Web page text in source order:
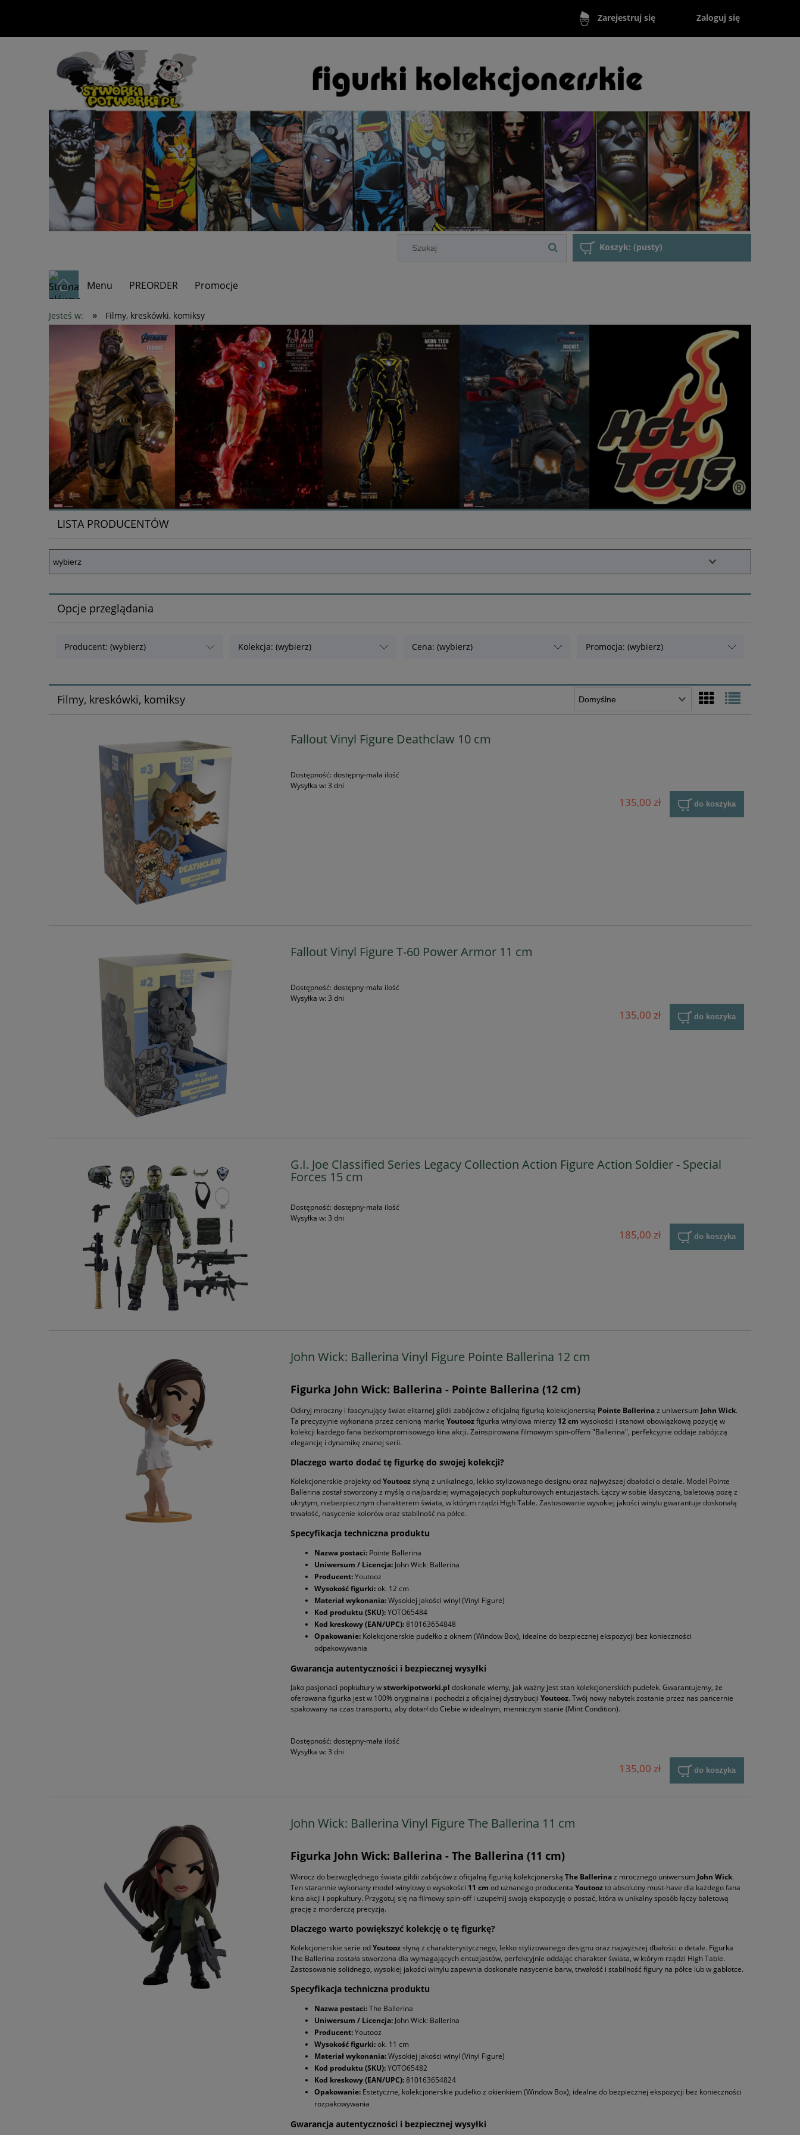
Zarejestruj się Zaloguj się
Koszyk: (pusty)
Menu PREORDER Promocje
Jesteś w: » Filmy, kreskówki, komiksy
LISTA PRODUCENTÓW
Opcje przeglądania
Producent: (wybierz) Kolekcja: (wybierz) Cena: (wybierz) Promocja: (wybierz)
Filmy, kreskówki, komiksy
Fallout Vinyl Figure Deathclaw 10 cm
Dostępność: dostępny-mała ilość
Wysyłka w: 3 dni
135,00 zł do koszyka
Fallout Vinyl Figure T-60 Power Armor 11 cm
Dostępność: dostępny-mała ilość
Wysyłka w: 3 dni
135,00 zł do koszyka
G.I. Joe Classified Series Legacy Collection Action Figure Action Soldier - Special
Forces 15 cm
Dostępność: dostępny-mała ilość
Wysyłka w: 3 dni
185,00 zł do koszyka
John Wick: Ballerina Vinyl Figure Pointe Ballerina 12 cm
Figurka John Wick: Ballerina - Pointe Ballerina (12 cm)
Odkryj mroczny i fascynujący świat elitarnej gildii zabójców z oficjalną figurką kolekcjonerską Pointe Ballerinaz uniwersum John Wick.
Ta precyzyjnie wykonana przez cenioną markę Youtoozfigurka winylowa mierzy 12 cm wysokości i stanowi obowiązkową pozycję w
kolekcji każdego fana bezkompromisowego kina akcji. Zainspirowana filmowym spin-offem "Ballerina", perfekcyjnie oddaje zabójczą
elegancję i dynamikę znanej serii.
Dlaczego warto dodać tę figurkę do swojej kolekcji?
Kolekcjonerskie projekty odYoutoozsłyną z unikalnego, lekko stylizowanego designu oraz najwyższej dbałości o detale. Model Pointe
Ballerina został stworzony z myślą o najbardziej wymagających popkulturowych entuzjastach. Łączy w sobie klasyczną, baletową pozę z
ukrytym, niebezpiecznym charakterem świata, w którym rządzi High Table. Zastosowanie wysokiej jakości winylu gwarantuje doskonałą
trwałość, nasycenie kolorów oraz stabilność na półce.
Specyfikacja techniczna produktu
Nazwa postaci:Pointe Ballerina
Uniwersum / Licencja:John Wick: Ballerina
Producent:Youtooz
Wysokość figurki:ok. 12 cm
Materiał wykonania:Wysokiej jakości winyl (Vinyl Figure)
Kod produktu (SKU):YOTO65484
Kod kreskowy (EAN/UPC):810163654848
Opakowanie:Kolekcjonerskie pudełko z oknem (Window Box), idealne do bezpiecznej ekspozycji bez konieczności
odpakowywania
Gwarancja autentyczności i bezpiecznej wysyłki
Jako pasjonaci popkultury wstworkipotworki.pl doskonale wiemy, jak ważny jest stan kolekcjonerskich pudełek. Gwarantujemy, że
oferowana figurka jest w 100% oryginalna i pochodzi z oficjalnej dystrybucji Youtooz. Twój nowy nabytek zostanie przez nas pancernie
spakowany na czas transportu, aby dotarł do Ciebie w idealnym, menniczym stanie (Mint Condition).
Dostępność: dostępny-mała ilość
Wysyłka w: 3 dni
135,00 zł do koszyka
John Wick: Ballerina Vinyl Figure The Ballerina 11 cm
Figurka John Wick: Ballerina - The Ballerina (11 cm)
Wkrocz do bezwzględnego świata gildii zabójców z oficjalną figurką kolekcjonerską The Ballerinaz mrocznego uniwersum John Wick.
Ten starannie wykonany model winylowy o wysokości 11 cm od uznanego producenta Youtoozto absolutny must-have dla każdego fana
kina akcji i popkultury. Przygotuj się na filmowy spin-off i uzupełnij swoją ekspozycję o postać, która w unikalny sposób łączy baletową
grację z morderczą precyzją.
Dlaczego warto powiększyć kolekcję o tę figurkę?
Kolekcjonerskie serie odYoutoozsłyną z charakterystycznego, lekko stylizowanego designu oraz najwyższej dbałości o detale. Figurka
The Ballerina została stworzona dla wymagających entuzjastów, perfekcyjnie oddając charakter świata, w którym rządzi High Table.
Zastosowanie solidnego, wysokiej jakości winylu zapewnia doskonałe nasycenie barw, trwałość i stabilność figury na półce lub w gablotce.
Specyfikacja techniczna produktu
Nazwa postaci:The Ballerina
Uniwersum / Licencja:John Wick: Ballerina
Producent:Youtooz
Wysokość figurki:ok. 11 cm
Materiał wykonania:Wysokiej jakości winyl (Vinyl Figure)
Kod produktu (SKU):YOTO65482
Kod kreskowy (EAN/UPC):810163654824
Opakowanie:Estetyczne, kolekcjonerskie pudełko z okienkiem (Window Box), idealne do bezpiecznej ekspozycji bez konieczności
rozpakowywania
Gwarancja autentyczności i bezpiecznej wysyłki